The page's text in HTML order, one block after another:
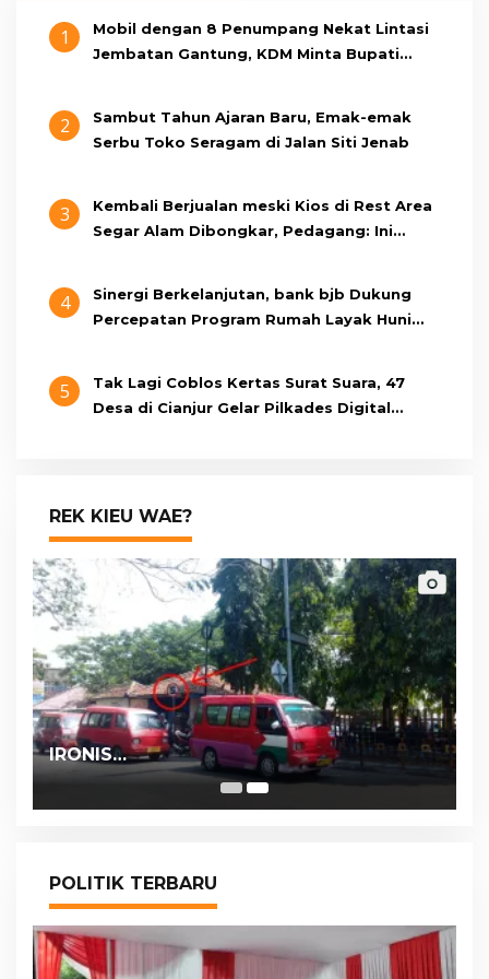
1
Mobil dengan 8 Penumpang Nekat Lintasi
Jembatan Gantung, KDM Minta Bupati
2
Sambut Tahun Ajaran Baru, Emak-emak
Serbu Toko Seragam di Jalan Siti Jenab
3
Kembali Berjualan meski Kios di Rest Area
Segar Alam Dibongkar, Pedagang: Ini
4
Sinergi Berkelanjutan, bank bjb Dukung
Percepatan Program Rumah Layak Huni
5
Tak Lagi Coblos Kertas Surat Suara, 47
Desa di Cianjur Gelar Pilkades Digital
REK KIEU WAE?
IRONIS…
POLITIK TERBARU